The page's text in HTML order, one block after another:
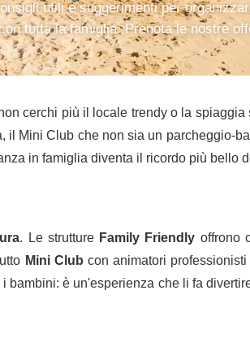
utili e suggerimenti per
tutta la famiglia. Prenota le nostre
cerchi più il locale trendy o la
Mini Club che non sia un parcheggio-
in famiglia diventa il ricordo più bello
. Le strutture Family Friendly offrono
Mini Club con animatori
bambini: è un'esperienza che li fa